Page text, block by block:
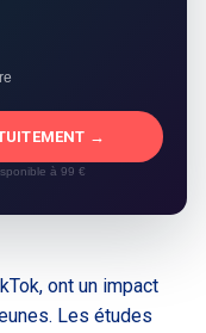
→
à 99 €
ont un impact
Les études